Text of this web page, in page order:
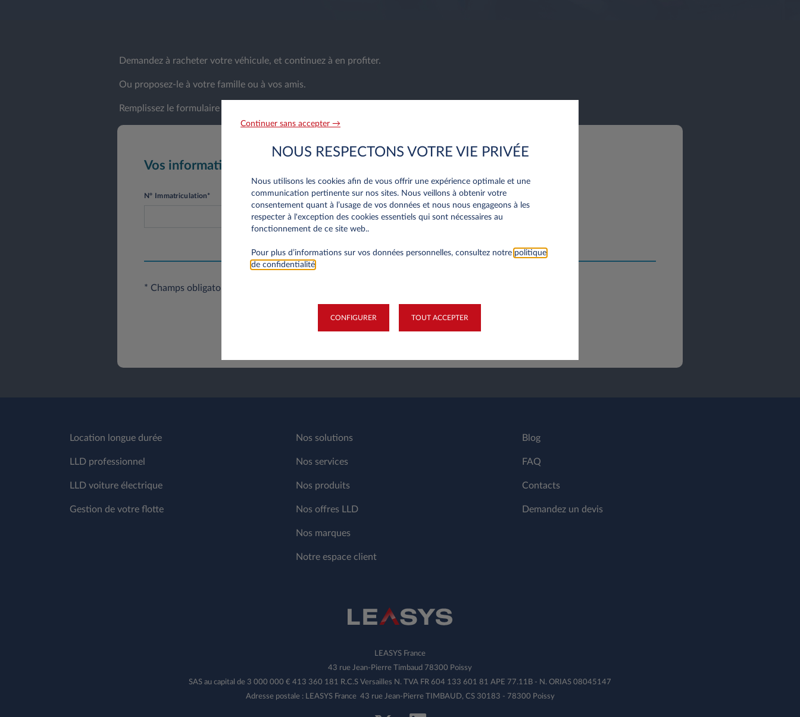
Demandez à racheter votre véhicule, et continuez à en profiter.
Ou proposez-le à votre famille ou à vos amis.
Remplissez le formulaire et nous vous contacterons dans les plus brefs délais.
Vos informations
N° Immatriculation*
* Champs obligatoires
Location longue durée
LLD professionnel
LLD voiture électrique
Gestion de votre flotte
Nos solutions
Nos services
Nos produits
Nos offres LLD
Nos marques
Notre espace client
Blog
FAQ
Contacts
Demandez un devis
LEASYS France
43 rue Jean-Pierre Timbaud 78300 Poissy
SAS au capital de 3 000 000 € 413 360 181 R.C.S Versailles N. TVA FR 604 133 601 81 APE 77.11B - N. ORIAS 08045147
Adresse postale : LEASYS France 43 rue Jean-Pierre TIMBAUD, CS 30183 - 78300 Poissy
Continuer sans accepter →
NOUS RESPECTONS VOTRE VIE PRIVÉE
Nous utilisons les cookies afin de vous offrir une expérience optimale et une
communication pertinente sur nos sites. Nous veillons à obtenir votre
consentement quant à l’usage de vos données et nous nous engageons à les
respecter à l'exception des cookies essentiels qui sont nécessaires au
fonctionnement de ce site web..
Pour plus d’informations sur vos données personnelles, consultez notre politique
de confidentialité
CONFIGURER TOUT ACCEPTER